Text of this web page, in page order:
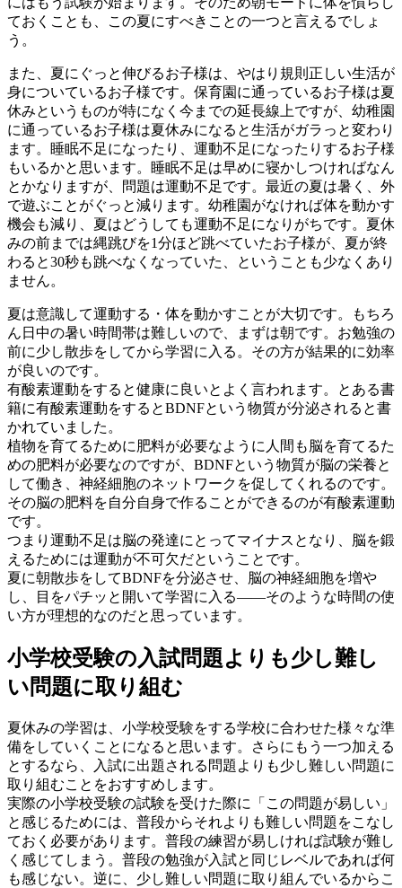
ておくことも、この夏にすべきことの一つと言えるでしょ
う。
また、夏にぐっと伸びるお子様は、やはり規則正しい生活が
身についているお子様です。保育園に通っているお子様は夏
休みというものが特になく今までの延長線上ですが、幼稚園
に通っているお子様は夏休みになると生活がガラっと変わり
ます。睡眠不足になったり、運動不足になったりするお子様
もいるかと思います。睡眠不足は早めに寝かしつければなん
とかなりますが、問題は運動不足です。最近の夏は暑く、外
で遊ぶことがぐっと減ります。幼稚園がなければ体を動かす
機会も減り、夏はどうしても運動不足になりがちです。夏休
みの前までは縄跳びを1分ほど跳べていたお子様が、夏が終
わると30秒も跳べなくなっていた、ということも少なくあり
ません。
夏は意識して運動する・体を動かすことが大切です。もちろ
ん日中の暑い時間帯は難しいので、まずは朝です。お勉強の
前に少し散歩をしてから学習に入る。その方が結果的に効率
が良いのです。
有酸素運動をすると健康に良いとよく言われます。とある書
籍に有酸素運動をするとBDNFという物質が分泌されると書
かれていました。
植物を育てるために肥料が必要なように人間も脳を育てるた
めの肥料が必要なのですが、BDNFという物質が脳の栄養と
して働き、神経細胞のネットワークを促してくれるのです。
その脳の肥料を自分自身で作ることができるのが有酸素運動
です。
つまり運動不足は脳の発達にとってマイナスとなり、脳を鍛
えるためには運動が不可欠だということです。
夏に朝散歩をしてBDNFを分泌させ、脳の神経細胞を増や
し、目をパチッと開いて学習に入る——そのような時間の使
い方が理想的なのだと思っています。
小学校受験の入試問題よりも少し難し
い問題に取り組む
夏休みの学習は、小学校受験をする学校に合わせた様々な準
備をしていくことになると思います。さらにもう一つ加える
とするなら、入試に出題される問題よりも少し難しい問題に
取り組むことをおすすめします。
実際の小学校受験の試験を受けた際に「この問題が易しい」
と感じるためには、普段からそれよりも難しい問題をこなし
ておく必要があります。普段の練習が易しければ試験が難し
く感じてしまう。普段の勉強が入試と同じレベルであれば何
も感じない。逆に、少し難しい問題に取り組んでいるからこ